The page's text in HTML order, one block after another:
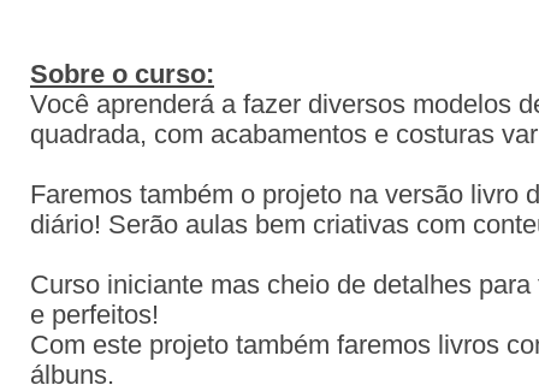
Sobre o curso:
Você aprenderá a fazer diversos modelos
quadrada, com acabamentos e costuras
Faremos também o projeto na versão livro
diário! Serão aulas bem criativas com
Curso iniciante mas cheio de detalhes
e perfeitos!
Com este projeto também faremos livros
álbuns.